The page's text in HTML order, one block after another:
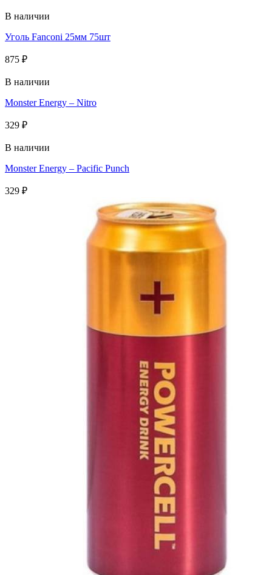
В наличии
Уголь Fanconi 25мм 75шт
875 ₽
В наличии
Monster Energy – Nitro
329 ₽
В наличии
Monster Energy – Pacific Punch
329 ₽